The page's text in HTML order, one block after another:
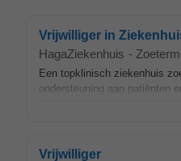
Vrijwilliger in
HagaZiekenhuis -
Een topklinisch ziekenhuis
ondersteuning aan patiënten
Vrijwilliger